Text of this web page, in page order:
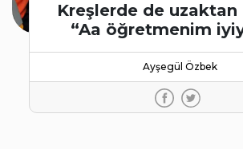
Kreşlerde de
“Aa öğretmenim
Ayşegül Özbek